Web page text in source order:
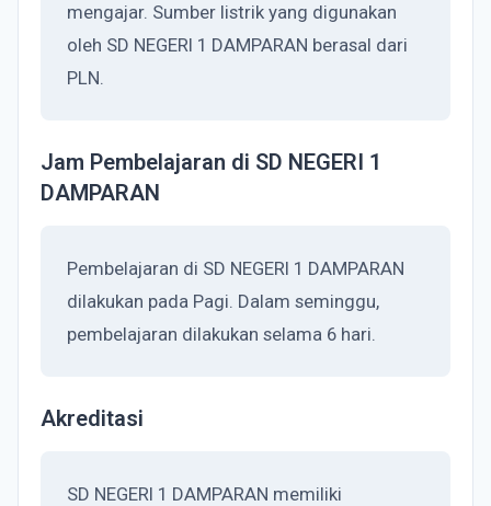
mengajar. Sumber listrik yang digunakan
oleh SD NEGERI 1 DAMPARAN berasal dari
PLN.
Jam Pembelajaran di SD NEGERI 1
DAMPARAN
Pembelajaran di SD NEGERI 1 DAMPARAN
dilakukan pada Pagi. Dalam seminggu,
pembelajaran dilakukan selama 6 hari.
Akreditasi
SD NEGERI 1 DAMPARAN memiliki